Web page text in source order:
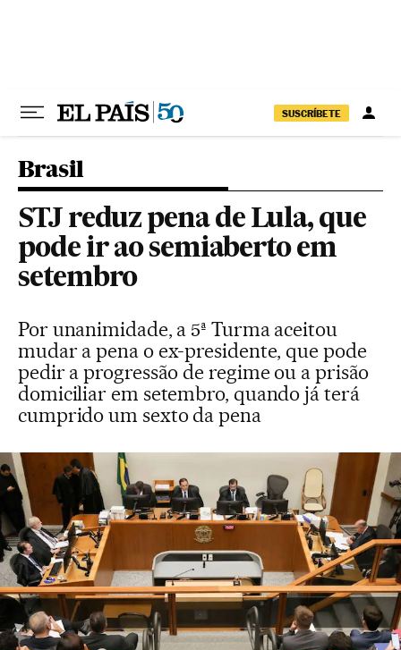
SUSCRÍBETE
Brasil
STJ reduz pena de Lula, que
pode ir ao semiaberto em
setembro
Por unanimidade, a 5ª Turma aceitou
mudar a pena o ex-presidente, que pode
pedir a progressão de regime ou a prisão
domiciliar em setembro, quando já terá
cumprido um sexto da pena